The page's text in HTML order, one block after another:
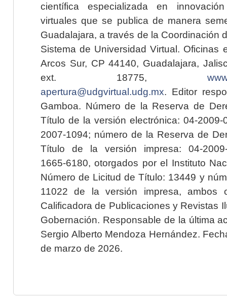
científica especializada en
virtuales que se publica de manera
Guadalajara, a través de la Coordinación
Sistema de Universidad Virtual. Oficinas
Arcos Sur, CP 44140, Guadalajara,
ext. 18775,
apertura@udgvirtual.udg.mx. Editor
Gamboa. Número de la Reserva de
Título de la versión electrónica: 04-2009-
2007-1094; número de la Reserva de
Título de la versión impresa: 04-2009-
1665-6180, otorgados por el Instituto
Número de Licitud de Título: 13449 y
11022 de la versión impresa, ambos
Calificadora de Publicaciones y Revistas
Gobernación. Responsable de la última
Sergio Alberto Mendoza Hernández.
de marzo de 2026.